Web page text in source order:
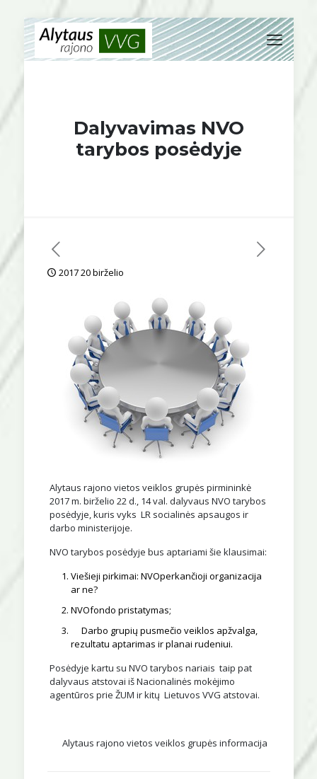
Dalyvavimas NVO
tarybos posėdyje
2017 20 birželio
Alytaus rajono vietos veiklos grupės pirmininkė
2017 m. birželio 22 d., 14 val. dalyvaus NVO tarybos
posėdyje, kuris vyks LR socialinės apsaugos ir
darbo ministerijoje.
NVO tarybos posėdyje bus aptariami šie klausimai:
Viešieji pirkimai: NVOperkančioji organizacija
ar ne?
NVOfondo pristatymas;
Darbo grupių pusmečio veiklos apžvalga,
rezultatu aptarimas ir planai rudeniui.
Posėdyje kartu su NVO tarybos nariais taip pat
dalyvaus atstovai iš Nacionalinės mokėjimo
agentūros prie ŽUM ir kitų Lietuvos VVG atstovai.
Alytaus rajono vietos veiklos grupės informacija